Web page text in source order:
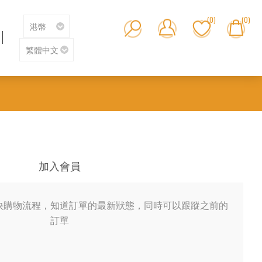
(0) (0)
加入會員
物流程，知道訂單的最新狀態，同時可以跟蹤之前的
訂單